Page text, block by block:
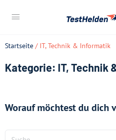
Startseite / IT, Technik & Informatik
Kategorie: IT, Technik
Worauf möchtest du dich